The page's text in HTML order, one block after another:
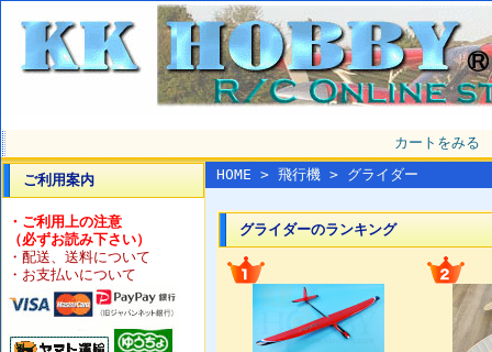
カートをみる
ご利用案内
・ご利用上の注意
（必ずお読み下さい）
・配送、送料について
・お支払いについて
HOME > 飛行機 > グライダー
グライダーのランキング